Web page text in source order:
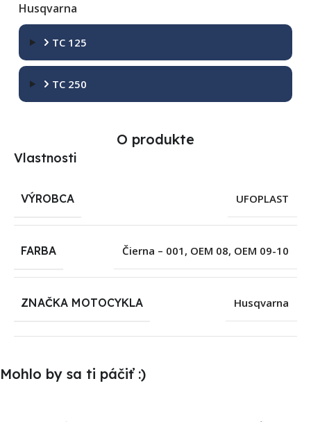
Husqvarna
TC 125
TC 250
O produkte
Vlastnosti
VÝROBCA UFOPLAST
FARBA Čierna – 001 , OEM 08, OEM 09-10
ZNAČKA MOTOCYKLA Husqvarna
Mohlo by sa ti páčiť :)